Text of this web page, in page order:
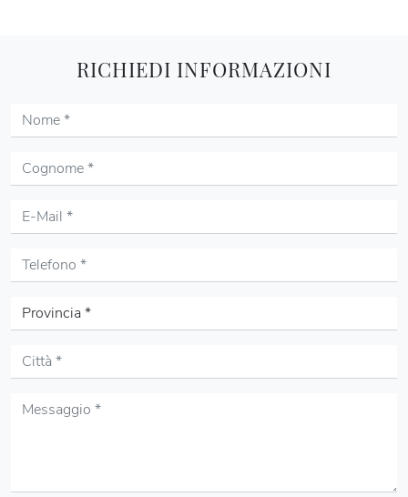
RICHIEDI INFORMAZIONI